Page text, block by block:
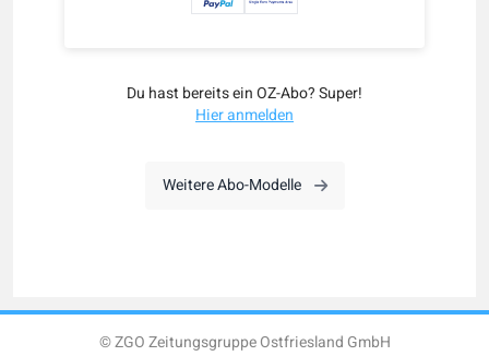
Du hast bereits ein OZ-Abo? Super!
Hier anmelden
Weitere Abo-Modelle
© ZGO Zeitungsgruppe Ostfriesland GmbH